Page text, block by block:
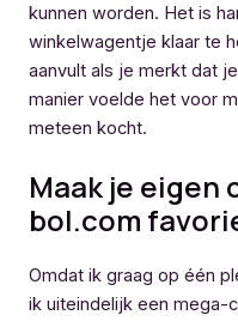
kunnen worden. Het is
winkelwagentje klaar te
aanvult als je merkt dat
manier voelde het voor
meteen kocht.
Maak je
bol.com
Omdat ik graag op één
ik uiteindelijk een mega-